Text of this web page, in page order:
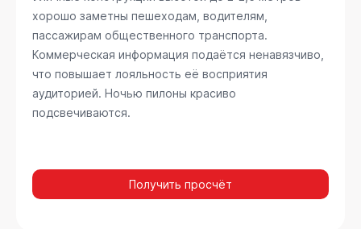
хорошо заметны пешеходам, водителям,
пассажирам общественного транспорта.
Коммерческая информация подаётся ненавязчиво,
что повышает лояльность её восприятия
аудиторией. Ночью пилоны красиво
подсвечиваются.
Получить просчёт